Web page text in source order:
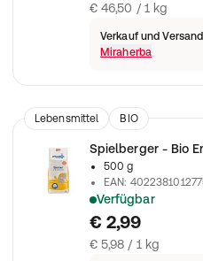
€ 46,50 / 1 kg
Verkauf und
Miraherba
Lebensmittel BIO
Spielberger - Bio
500 g
EAN:
Verfügbar
Bio Emmer von
€ 2,99
€ 5,98 / 1 kg